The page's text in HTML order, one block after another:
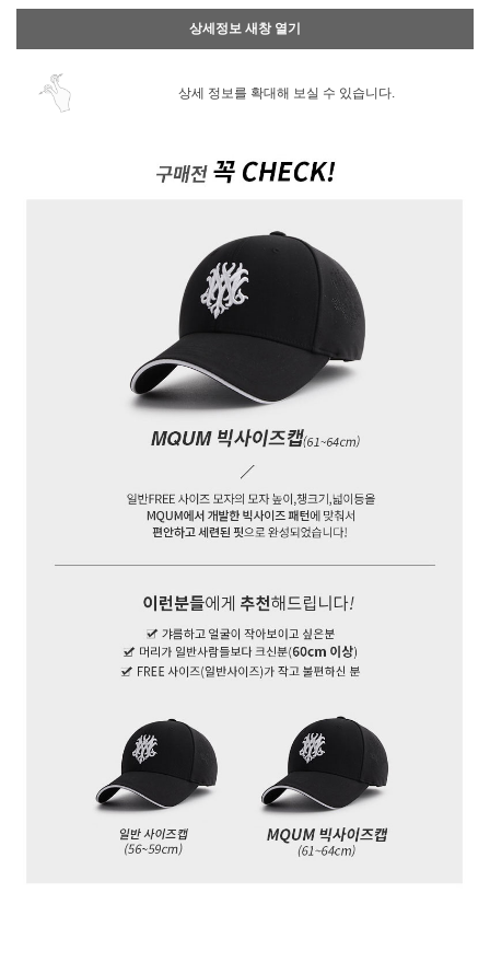
PAYCO 바로구매
상세정보 새창 열기
상세 정보를 확대해 보실 수 있습니다.